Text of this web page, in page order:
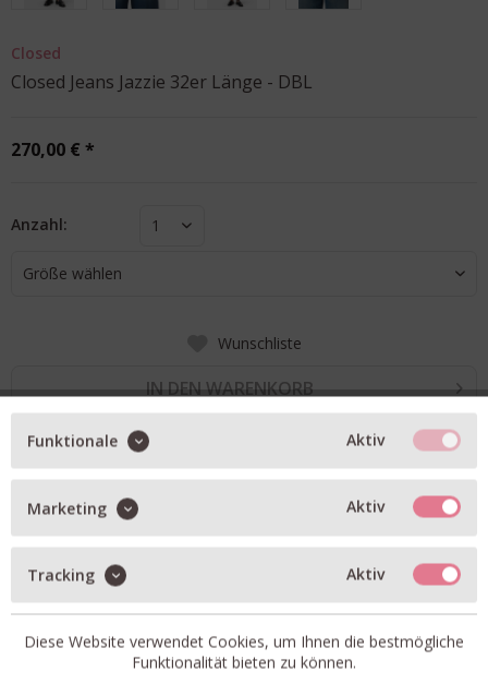
Closed
Closed Jeans Jazzie 32er Länge - DBL
270,00 € *
Anzahl: 1
Größe wählen
Wunschliste
IN DEN WARENKORB
BESCHREIBUNG
Jeans Jazzie mit einem 80er-Jahre Salt'n Pepper-Look
Barrel-Fit
mittlere Leibhöhe
verkürzte Beinlänge
Made in Italy.
Artikel-Nr.:
C21281-18S-4T-DBL-32.4
805 Baumwolle, 20% recycelte Baumwolle
Funktionale Aktiv
Marketing Aktiv
Tracking Aktiv
Diese Website verwendet Cookies, um Ihnen die bestmögliche
Funktionalität bieten zu können.